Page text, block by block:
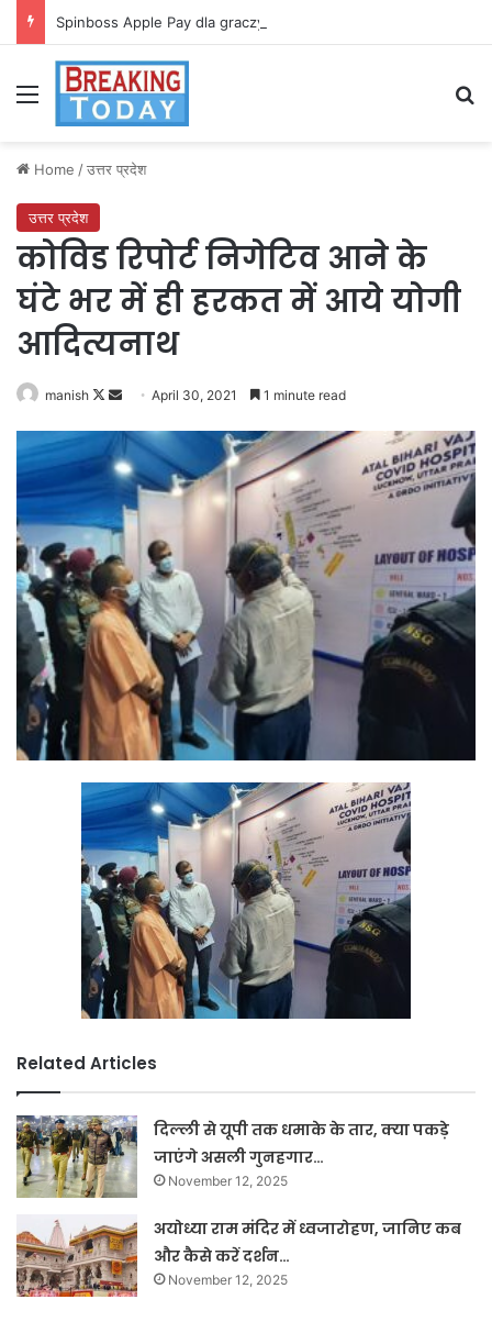
Spinboss Apple Pay dla graczy na iPhone
Menu
Home /उत्तर प्रदेश
उत्तर प्रदेश
कोविड रिपोर्ट निगेटिव आने के
घंटे भर में ही हरकत में आये योगी
आदित्यनाथ
manish
Follow
X
Send
email
April 30, 2021 1 minute read
Related Articles
दिल्ली से यूपी तक धमाके के तार, क्या पकड़े
जाएंगे असली गुनहगार…
November 12, 2025
अयोध्या राम मंदिर में ध्वजारोहण, जानिए कब
और कैसे करें दर्शन…
November 12, 2025